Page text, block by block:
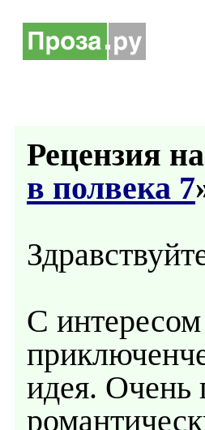
Рецензия
в полвека 7
С
идея. Очень